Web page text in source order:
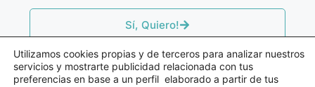
Sí, Quiero!
Utilizamos cookies propias y de terceros para analizar nuestros
servicios y mostrarte publicidad relacionada con tus
preferencias en base a un perfil elaborado a partir de tus